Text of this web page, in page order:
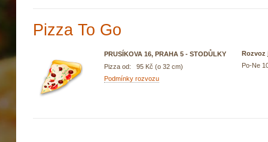
Pizza To Go
PRUSÍKOVA 16, PRAHA 5 - STODŮLKY
Pizza od: 95 Kč (o 32 cm)
Podmínky rozvozu
Rozvoz
Po-Ne